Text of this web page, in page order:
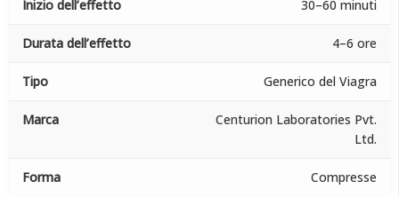
Inizio dell’effetto 30–60 minuti
Durata dell’effetto 4–6 ore
Tipo Generico del Viagra
Marca
Centurion Laboratories Pvt.
Ltd.
Forma Compresse